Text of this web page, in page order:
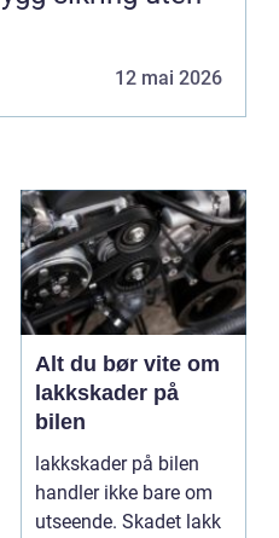
12 mai 2026
Alt du bør vite om
lakkskader på
bilen
lakkskader på bilen
handler ikke bare om
utseende. Skadet lakk